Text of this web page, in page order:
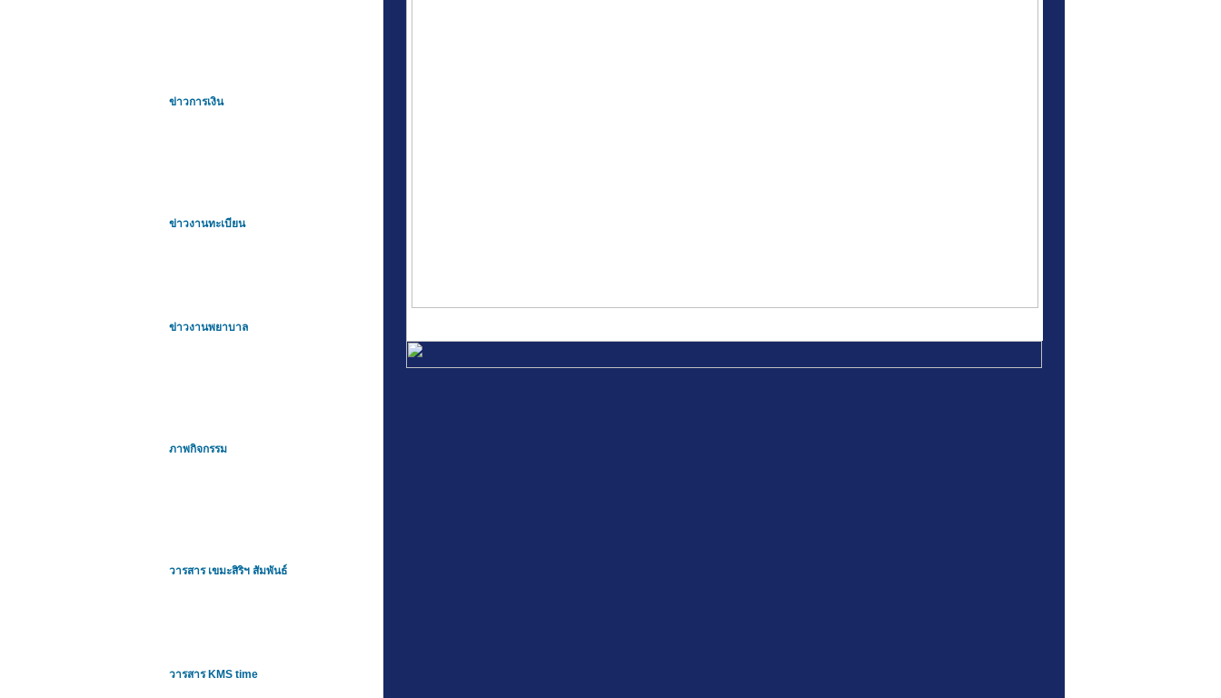
ข่าวการเงิน
ข่าวงานทะเบียน
ข่าวงานพยาบาล
ภาพกิจกรรม
วารสาร เขมะสิริฯ สัมพันธ์
วารสาร KMS time